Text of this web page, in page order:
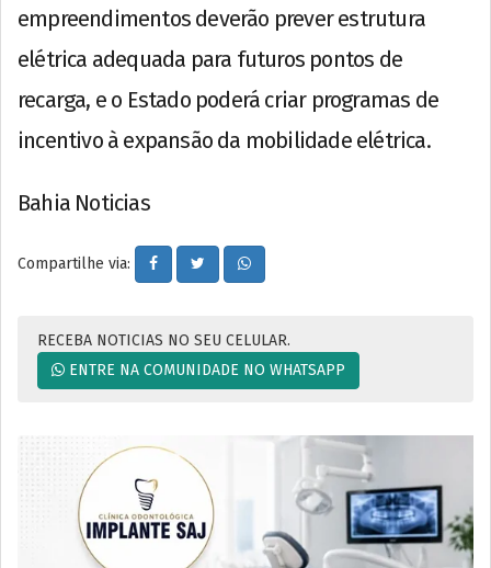
empreendimentos deverão prever estrutura
elétrica adequada para futuros pontos de
recarga, e o Estado poderá criar programas de
incentivo à expansão da mobilidade elétrica.
Bahia Noticias
Compartilhe via:
RECEBA NOTICIAS NO SEU CELULAR.
ENTRE NA COMUNIDADE NO WHATSAPP